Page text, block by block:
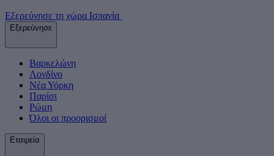
Εξερεύνησε τη χώρα Ισπανία
Εξερεύνησε
Βαρκελώνη
Λονδίνο
Νέα Υόρκη
Παρίσι
Ρώμη
Όλοι οι προορισμοί
Εταιρεία